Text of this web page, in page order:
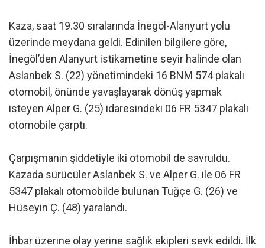
Kaza, saat 19.30 sıralarında İnegöl-Alanyurt yolu
üzerinde meydana geldi. Edinilen bilgilere göre,
İnegöl’den Alanyurt istikametine seyir halinde olan
Aslanbek S. (22) yönetimindeki 16 BNM 574 plakalı
otomobil, önünde yavaşlayarak dönüş yapmak
isteyen Alper G. (25) idaresindeki 06 FR 5347 plakalı
otomobile çarptı.
Çarpışmanın şiddetiyle iki otomobil de savruldu.
Kazada sürücüler Aslanbek S. ve Alper G. ile 06 FR
5347 plakalı otomobilde bulunan Tuğçe G. (26) ve
Hüseyin Ç. (48) yaralandı.
İhbar üzerine olay yerine sağlık ekipleri sevk edildi. İlk